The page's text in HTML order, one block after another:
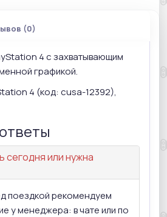
(0)
4 с захватывающим
графикой.
4 (код: cusa-12392),
сегодня или нужна
поездкой рекомендуем
у менеджера: в чате или по